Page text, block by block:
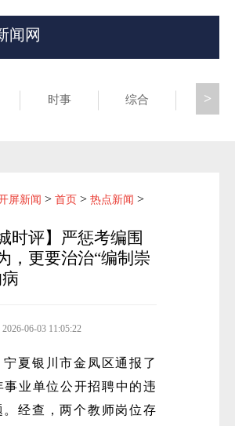
闻网
时事 综合 昆滇
>
屏新闻 > 首页 > 热点新闻 >
时评】严惩考编围
，更要治治“编制崇
2026-06-03 11:05:22
宁夏银川市金凤区通报了
事业单位公开招聘中的违
。经查，两个教师岗位存